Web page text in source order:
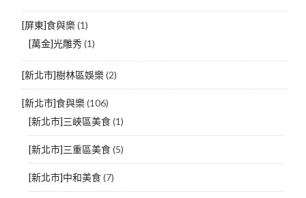
[屏東]食與樂(1)
[萬金]光雕秀(1)
[新北市]樹林區娛樂(2)
[新北市]食與樂(106)
[新北市]三峽區美食(1)
[新北市]三重區美食(5)
[新北市]中和美食(7)